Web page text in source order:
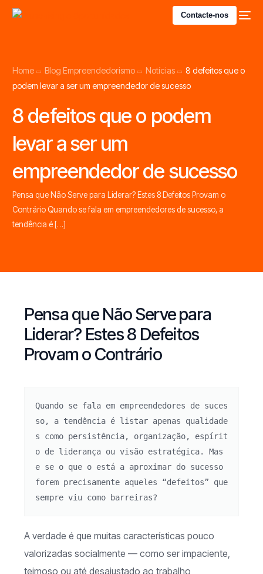
Contacte-nos
Home Blog Empreendedorismo Notícias
8 defeitos que o
podem levar a ser um empreendedor de sucesso
8 defeitos que o podem
levar a ser um
empreendedor de sucesso
Pensa que Não Serve para Liderar? Estes 8 Defeitos Provam o
Contrário Quando se fala em empreendedores de sucesso, a
tendência é […]
Pensa que Não Serve para
Liderar? Estes 8 Defeitos
Provam o Contrário
Quando se fala em empreendedores de suces
so, a tendência é listar apenas qualidade
s como persistência, organização, espírit
o de liderança ou visão estratégica. Mas
e se o que o está a aproximar do sucesso
forem precisamente aqueles “defeitos” que
sempre viu como barreiras?
A verdade é que muitas características pouco
valorizadas socialmente — como ser impaciente,
teimoso ou até desajustado ao trabalho